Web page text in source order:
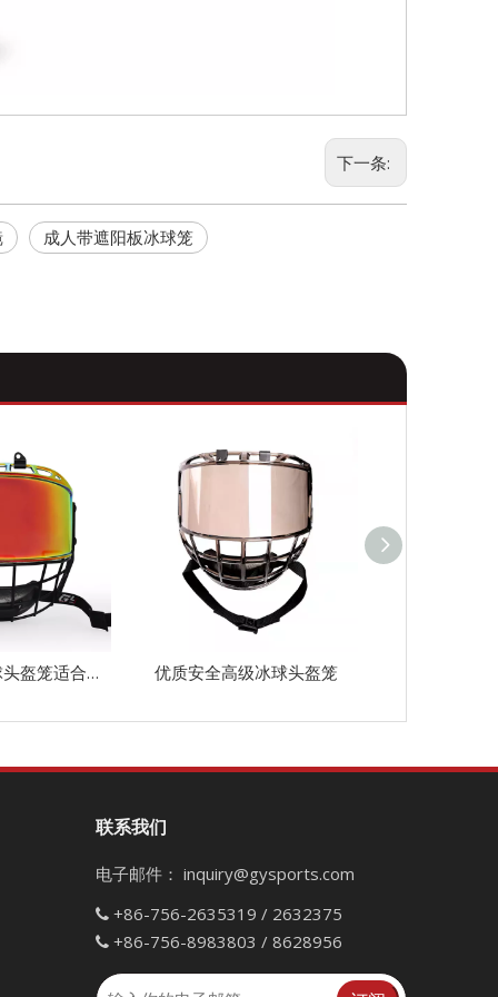
下一条:
成人带遮阳板冰球笼
红色高强度冰球头盔笼适合冰球运动员 优质安全高级冰球头盔笼
联系我们
电子邮件： inquiry@gysports.com
 +86-756-2635319 / 2632375
 +86-756-8983803 / 8628956